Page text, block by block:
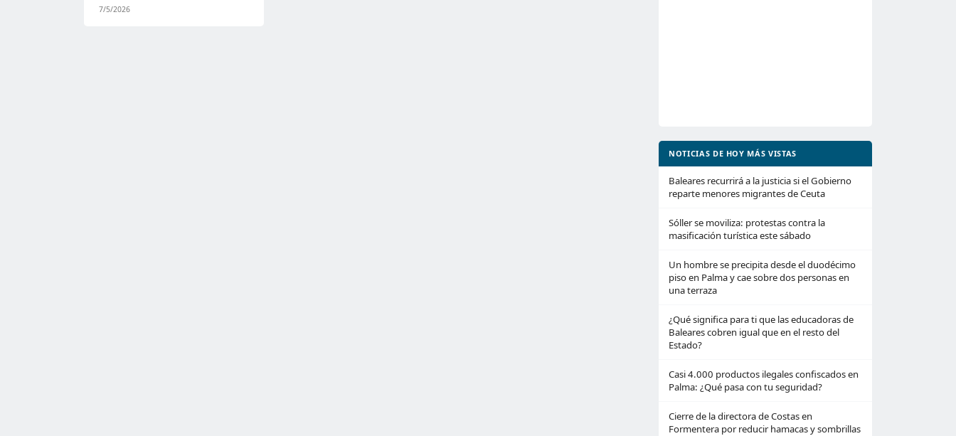
7/5/2026
NOTICIAS DE HOY MÁS VISTAS
Baleares recurrirá a la justicia si el Gobierno
reparte menores migrantes de Ceuta
Sóller se moviliza: protestas contra la
masificación turística este sábado
Un hombre se precipita desde el duodécimo
piso en Palma y cae sobre dos personas en
una terraza
¿Qué significa para ti que las educadoras de
Baleares cobren igual que en el resto del
Estado?
Casi 4.000 productos ilegales confiscados en
Palma: ¿Qué pasa con tu seguridad?
Cierre de la directora de Costas en
Formentera por reducir hamacas y sombrillas